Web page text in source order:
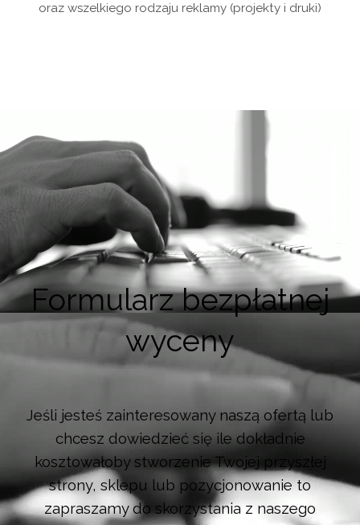
oraz wszelkiego rodzaju reklamy (projekty i druki)
Formularz bezpłatnej
wyceny
Jeśli jesteś zainteresowany naszą ofertą lub
chcesz dowiedzieć się ile dokładnie
kosztowałoby stworzenie Twojej przyszłej
strony, sklepu lub pozycjonowanie to
zapraszamy do skorzystania z naszego